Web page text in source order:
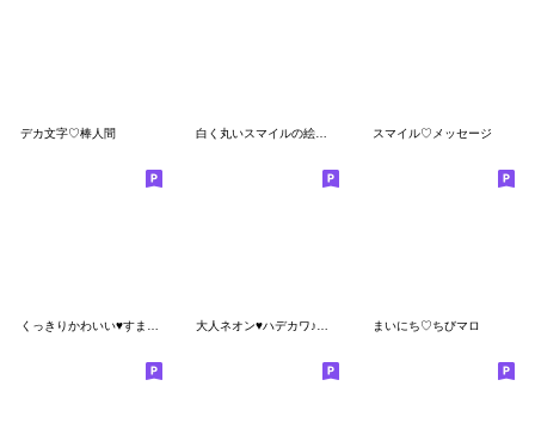
デカ文字♡棒人間 スマイル♡メッセージ
くっきりかわいい♥すまいる絵文字④ 大人ネオン♥ハデカワ♪スマイル絵文字 まいにち♡ちびマロ